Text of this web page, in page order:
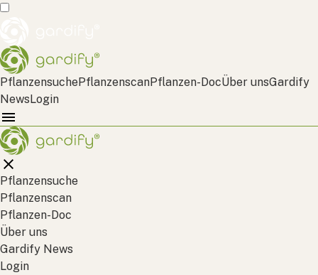
PflanzensuchePflanzenscanPflanzen-DocÜber unsGardify
NewsLogin
Pflanzensuche
Pflanzenscan
Pflanzen-Doc
Über uns
Gardify News
Login